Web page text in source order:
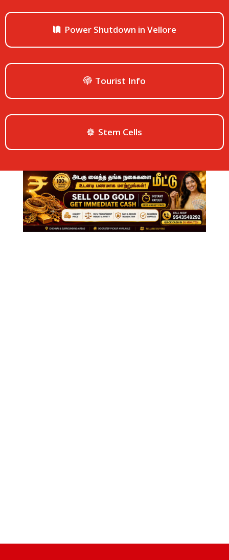
Power Shutdown in Vellore
Tourist Info
Stem Cells